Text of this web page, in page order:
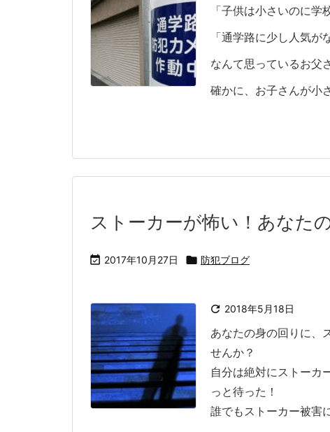
「子供は小さいのに学
「通学路に少し人気が
なんて思っているお父
確かに、お子さんが小
ストーカーが怖い！あなた
 2017年10月27日  防犯ブログ
 2018年5月18日
あなたの身の回りに、
せんか？
自分は絶対にストーカ
っと待った！
誰でもストーカー被害